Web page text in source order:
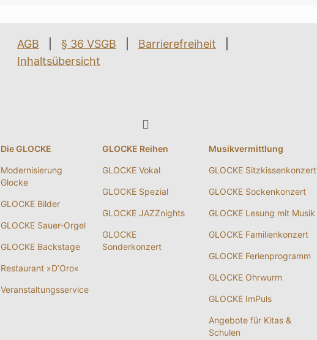
AGB § 36 VSGB Barrierefreiheit
Inhaltsübersicht
Die GLOCKE
Modernisierung
Glocke
GLOCKE Bilder
GLOCKE Sauer-Orgel
GLOCKE Backstage
Restaurant »D’Oro«
Veranstaltungsservice
GLOCKE Reihen
GLOCKE Vokal
GLOCKE Spezial
GLOCKE JAZZnights
GLOCKE
Sonderkonzert
Musikvermittlung
GLOCKE Sitzkissenkonzert
GLOCKE Sockenkonzert
GLOCKE Lesung mit Musik
GLOCKE Familienkonzert
GLOCKE Ferienprogramm
GLOCKE Ohrwurm
GLOCKE ImPuls
Angebote für Kitas &
Schulen